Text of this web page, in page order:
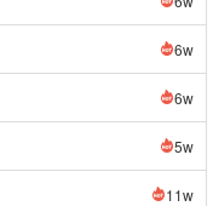
6w
6w
5w
11w